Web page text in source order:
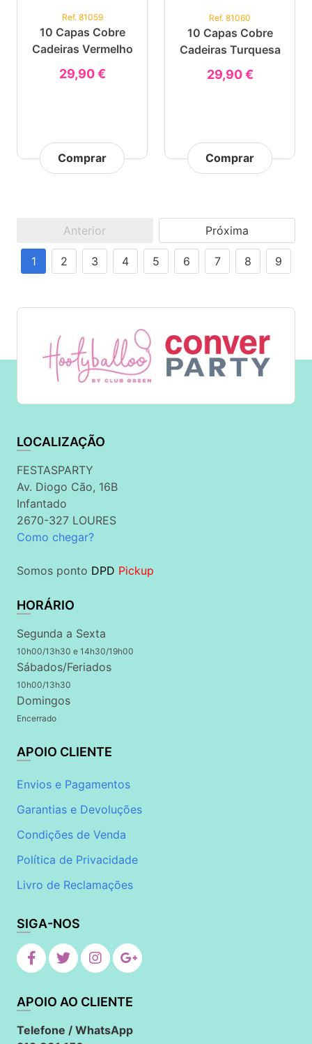
Ref. 81059
10 Capas Cobre
Cadeiras Vermelho
29,90 €
Comprar
Ref. 81060
10 Capas Cobre
Cadeiras Turquesa
29,90 €
Comprar
Anterior Próxima
1 2 3 4 5 6 7 8 9
LOCALIZAÇÃO
FESTASPARTY
Av. Diogo Cão, 16B
Infantado
2670-327 LOURES
Como chegar?
Somos ponto DPD Pickup
HORÁRIO
Segunda a Sexta
10h00/13h30 e 14h30/19h00
Sábados/Feriados
10h00/13h30
Domingos
Encerrado
APOIO CLIENTE
Envios e Pagamentos
Garantias e Devoluções
Condições de Venda
Política de Privacidade
Livro de Reclamações
SIGA-NOS
APOIO AO CLIENTE
Telefone / WhatsApp